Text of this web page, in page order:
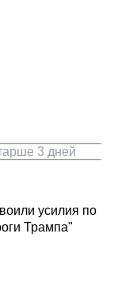
3 дней
усилия по
Трампа"